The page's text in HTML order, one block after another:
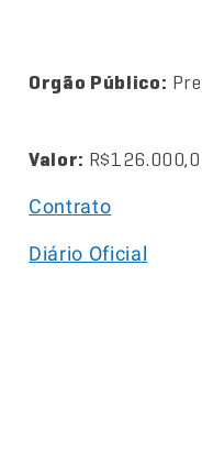
Orgão Público:
Valor:
Contrato
Diário Oficial